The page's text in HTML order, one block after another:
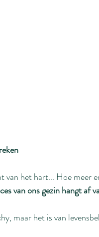
van het hart... Hoe meer
van ons gezin hangt af
maar het is van